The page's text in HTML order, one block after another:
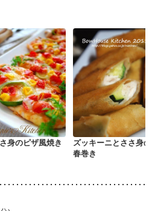
身のピザ風焼き
ズッキーニとささ身の
春巻き